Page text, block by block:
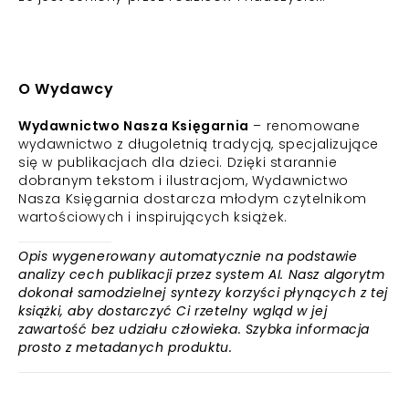
O Wydawcy
Wydawnictwo Nasza Księgarnia – renomowane
wydawnictwo z długoletnią tradycją, specjalizujące
się w publikacjach dla dzieci. Dzięki starannie
dobranym tekstom i ilustracjom, Wydawnictwo
Nasza Księgarnia dostarcza młodym czytelnikom
wartościowych i inspirujących książek.
Opis wygenerowany automatycznie na podstawie
analizy cech publikacji przez system AI. Nasz algorytm
dokonał samodzielnej syntezy korzyści płynących z tej
książki, aby dostarczyć Ci rzetelny wgląd w jej
zawartość bez udziału człowieka. Szybka informacja
prosto z metadanych produktu.